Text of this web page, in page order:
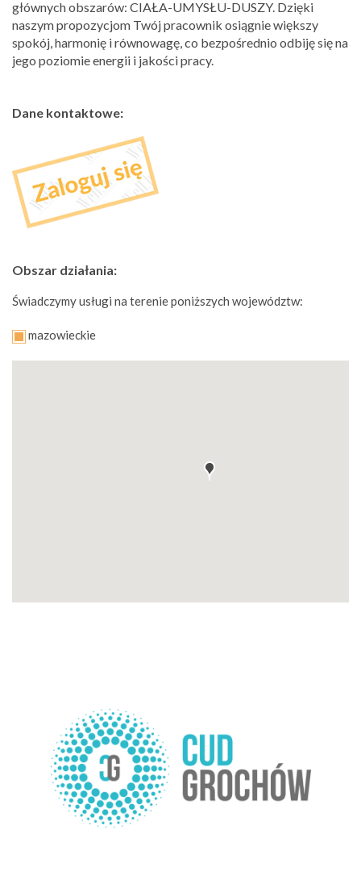
głównych obszarów: CIAŁA-UMYSŁU-DUSZY. Dzięki
naszym propozycjom Twój pracownik osiągnie większy
spokój, harmonię i równowagę, co bezpośrednio odbiję się na
jego poziomie energii i jakości pracy.
Dane kontaktowe:
Obszar działania:
Świadczymy usługi na terenie poniższych województw:
mazowieckie